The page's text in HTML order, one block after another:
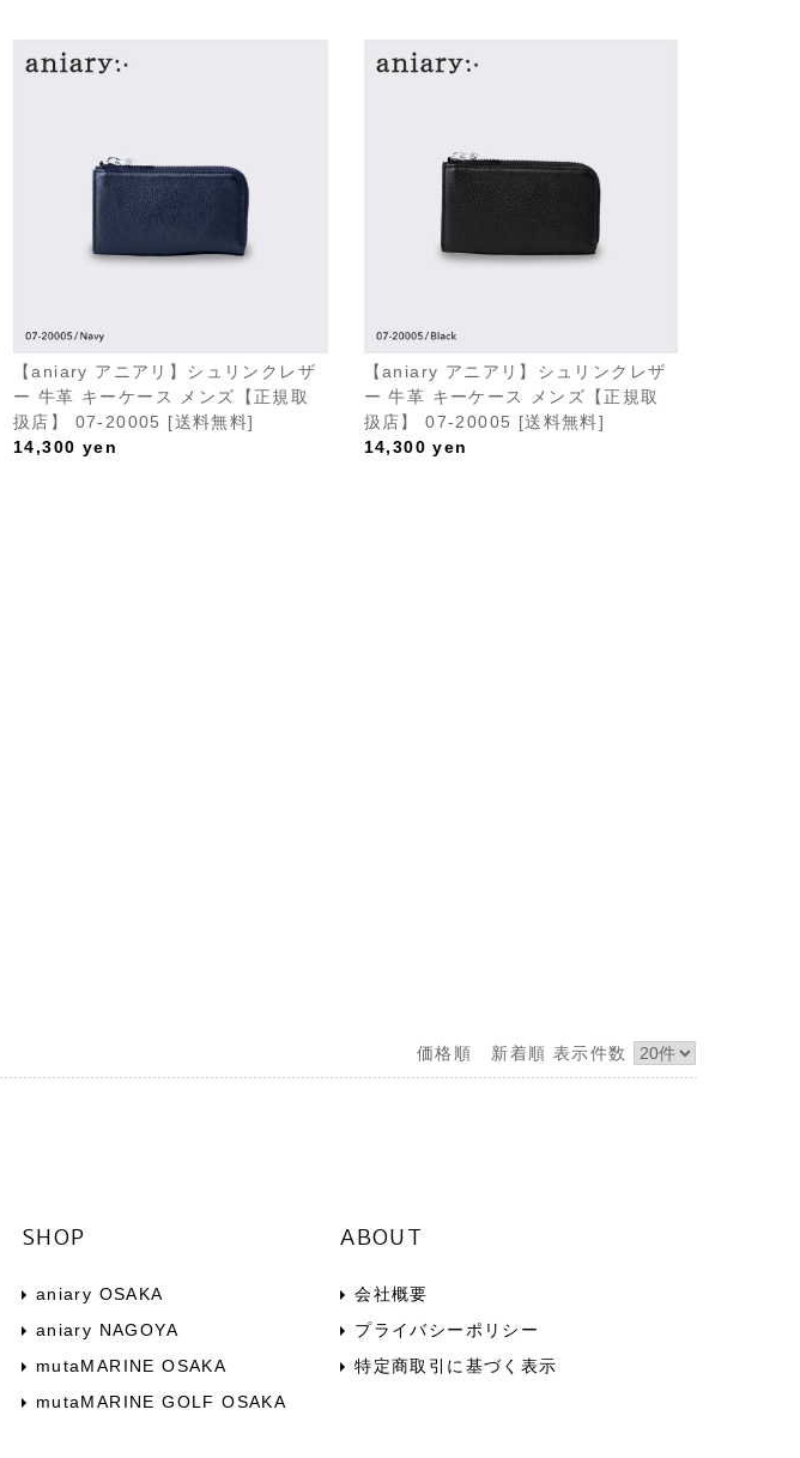
【aniary アニアリ】シュリンクレザ
ー 牛革 キーケース メンズ【正規取
扱店】 07-20005 [送料無料]
14,300 yen
【aniary アニアリ】シュリンクレザ
ー 牛革 キーケース メンズ【正規取
扱店】 07-20005 [送料無料]
14,300 yen
価格順 新着順 表示件数
SHOP
aniary OSAKA
aniary NAGOYA
mutaMARINE OSAKA
mutaMARINE GOLF OSAKA
ABOUT
会社概要
プライバシーポリシー
特定商取引に基づく表示